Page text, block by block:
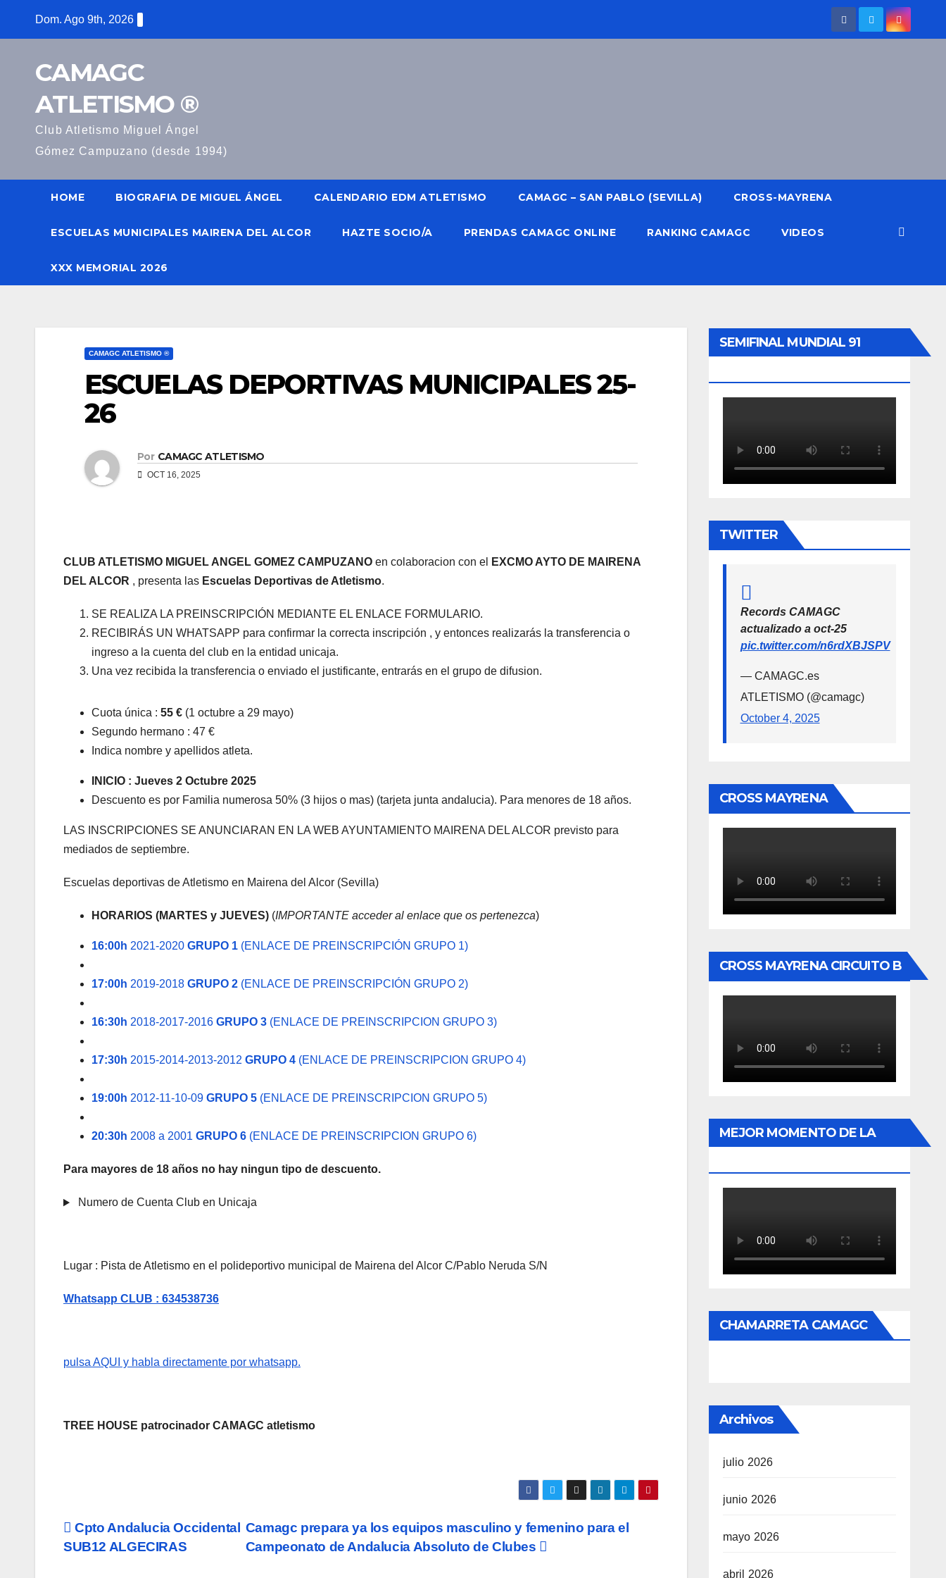
Dom. Ago 9th, 2026
CAMAGC
ATLETISMO ®
Club Atletismo Miguel Ángel
Gómez Campuzano (desde 1994)
HOME BIOGRAFIA DE MIGUEL ÁNGEL CALENDARIO EDM ATLETISMO CAMAGC – SAN PABLO (SEVILLA) CROSS-MAYRENA
ESCUELAS MUNICIPALES MAIRENA DEL ALCOR HAZTE SOCIO/A PRENDAS CAMAGC ONLINE RANKING CAMAGC VIDEOS
XXX MEMORIAL 2026
CAMAGC ATLETISMO ®
ESCUELAS DEPORTIVAS MUNICIPALES 25-
26
Por CAMAGC ATLETISMO
OCT 16, 2025
CLUB ATLETISMO MIGUEL ANGEL GOMEZ CAMPUZANO en colaboracion con el
EXCMO AYTO DE MAIRENA
DEL ALCOR , presenta las Escuelas Deportivas de Atletismo.
SE REALIZA LA PREINSCRIPCIÓN MEDIANTE EL ENLACE FORMULARIO.
RECIBIRÁS UN WHATSAPP para confirmar la correcta inscripción , y entonces realizarás la transferencia o
ingreso a la cuenta del club en la entidad unicaja.
Una vez recibida la transferencia o enviado el justificante, entrarás en el grupo de difusion.
Cuota única : 55 € (1 octubre a 29 mayo)
Segundo hermano : 47 €
Indica nombre y apellidos atleta.
INICIO : Jueves 2 Octubre 2025
Descuento es por Familia numerosa 50% (3 hijos o mas) (tarjeta junta andalucia). Para menores de 18 años.
LAS INSCRIPCIONES SE ANUNCIARAN EN LA WEB AYUNTAMIENTO MAIRENA DEL ALCOR previsto para
mediados de septiembre.
Escuelas deportivas de Atletismo en Mairena del Alcor (Sevilla)
HORARIOS (MARTES y JUEVES) (IMPORTANTE acceder al enlace que os pertenezca)
16:00h 2021-2020 GRUPO 1 (ENLACE DE PREINSCRIPCIÓN GRUPO 1)
17:00h 2019-2018 GRUPO 2 (ENLACE DE PREINSCRIPCIÓN GRUPO 2)
16:30h 2018-2017-2016 GRUPO 3 (ENLACE DE PREINSCRIPCION GRUPO 3)
17:30h 2015-2014-2013-2012 GRUPO 4 (ENLACE DE PREINSCRIPCION GRUPO 4)
19:00h 2012-11-10-09 GRUPO 5 (ENLACE DE PREINSCRIPCION GRUPO 5)
20:30h 2008 a 2001 GRUPO 6 (ENLACE DE PREINSCRIPCION GRUPO 6)
Para mayores de 18 años no hay ningun tipo de descuento.
Numero de Cuenta Club en Unicaja
Lugar : Pista de Atletismo en el polideportivo municipal de Mairena del Alcor C/Pablo Neruda S/N
Whatsapp CLUB : 634538736
pulsa AQUI y habla directamente por whatsapp.
TREE HOUSE patrocinador CAMAGC atletismo
Navegación
Camagc prepara ya los equipos masculino y femenino para el
Campeonato de Andalucia Absoluto de Clubes
Cpto Andalucia Occidental
SUB12 ALGECIRAS
SEMIFINAL MUNDIAL 91
TWITTER
Records CAMAGC
actualizado a oct-25
pic.twitter.com/n6rdXBJSPV
— CAMAGC.es
ATLETISMO (@camagc)
October 4, 2025
CROSS MAYRENA
CROSS MAYRENA CIRCUITO B
MEJOR MOMENTO DE LA
CHAMARRETA CAMAGC
Archivos
julio 2026
junio 2026
mayo 2026
abril 2026